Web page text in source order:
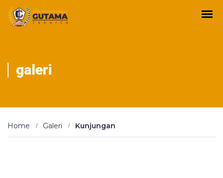
galeri
Home Galeri Kunjungan